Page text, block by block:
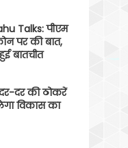
Talks: पीएम
पर की बात,
बातचीत
दर की ठोकरें
विकास का